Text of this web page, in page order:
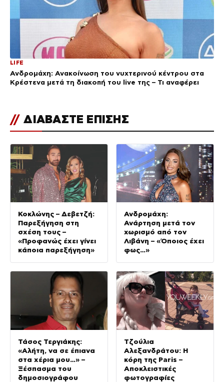
LIFE
Ανδρομάχη: Ανακοίνωση του νυχτερινού κέντρου στα
Κρέστενα μετά τη διακοπή του live της – Τι αναφέρει
// ΔΙΑΒΑΣΤΕ ΕΠΙΣΗΣ
Κοκλώνης – Δεβετζή:
Παρεξήγηση στη
σχέση τους –
«Προφανώς έχει γίνει
κάποια παρεξήγηση»
Ανδρομάχη:
Ανάρτηση μετά τον
χωρισμό από τον
Λιβάνη – «Όποιος έχει
φως…»
Τάσος Τεργιάκης:
«Αλήτη, να σε έπιανα
στα χέρια μου…» –
Ξέσπασμα του
δημοσιογράφου
Τζούλια
Αλεξανδράτου: Η
κόρη της Paris –
Αποκλειστικές
φωτογραφίες